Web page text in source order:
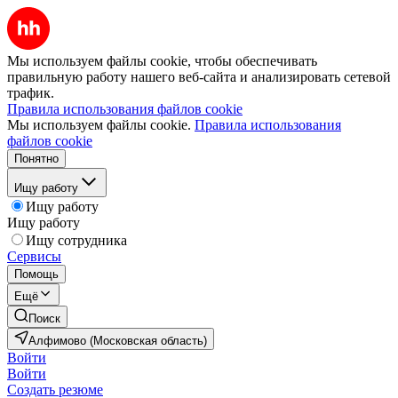
Мы используем файлы cookie, чтобы обеспечивать
правильную работу нашего веб-сайта и анализировать сетевой
трафик.
Правила использования файлов cookie
Мы используем файлы cookie. Правила использования
файлов cookie
Понятно
Ищу работу
Ищу работу
Ищу работу
Ищу сотрудника
Сервисы
Помощь
Ещё
Поиск
Алфимово (Московская область)
Войти
Войти
Создать резюме